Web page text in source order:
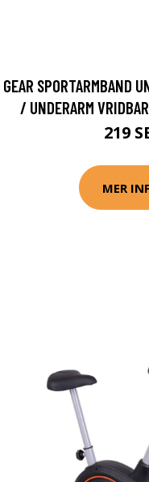
GEAR SPORTARMBAND
/ UNDERARM
219
MER